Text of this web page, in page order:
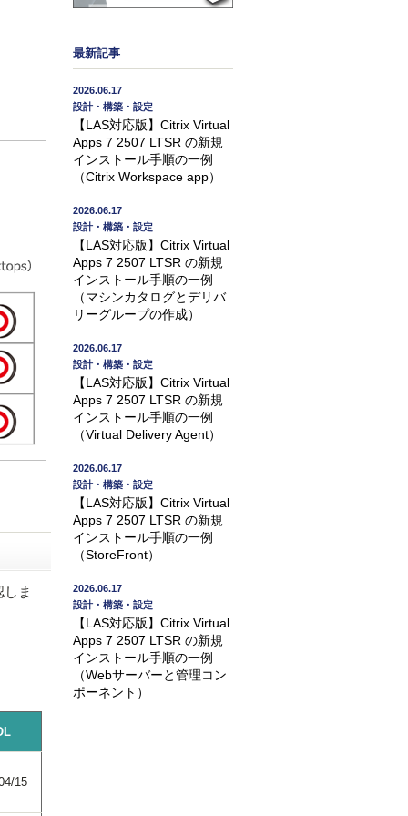
ま
15
最新記事
2026.06.17
設計・構築・設定
【LAS対応版】Citrix Virtual
Apps 7 2507 LTSR の新規
インストール手順の一例
（Citrix Workspace app）
2026.06.17
設計・構築・設定
【LAS対応版】Citrix Virtual
Apps 7 2507 LTSR の新規
インストール手順の一例
（マシンカタログとデリバ
リーグループの作成）
2026.06.17
設計・構築・設定
【LAS対応版】Citrix Virtual
Apps 7 2507 LTSR の新規
インストール手順の一例
（Virtual Delivery Agent）
2026.06.17
設計・構築・設定
【LAS対応版】Citrix Virtual
Apps 7 2507 LTSR の新規
インストール手順の一例
（StoreFront）
2026.06.17
設計・構築・設定
【LAS対応版】Citrix Virtual
Apps 7 2507 LTSR の新規
インストール手順の一例
（Webサーバーと管理コン
ポーネント）